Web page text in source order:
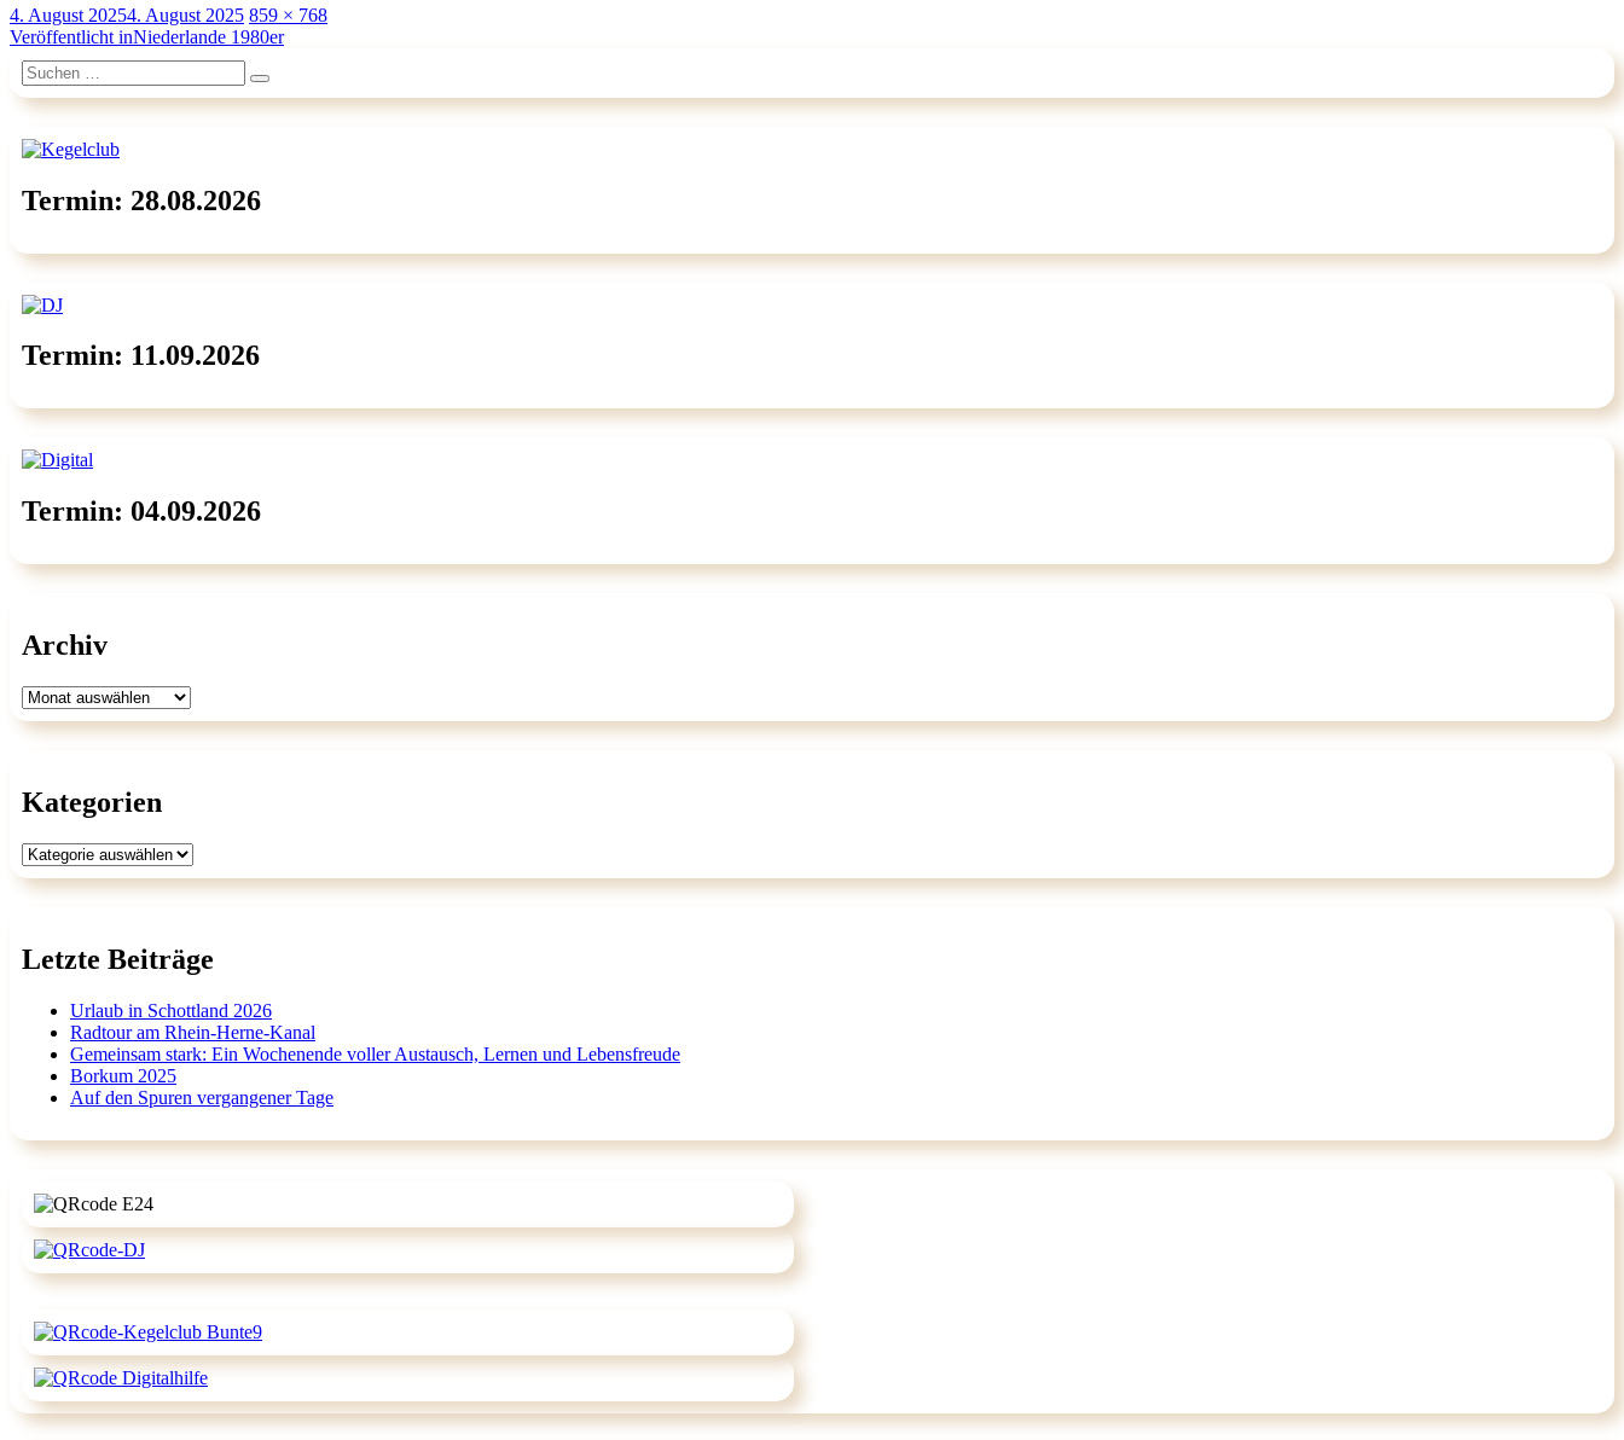
Veröffentlicht
am
4. August 20254. August 2025 Originalgröße
859 × 768
Beitragsnavigation
Veröffentlicht inNiederlande 1980er
Suchen
nach:
Suchen
Termin: 28.08.2026
Termin: 11.09.2026
Termin: 04.09.2026
Archiv
Archiv
Kategorien
Kategorien
Letzte Beiträge
Urlaub in Schottland 2026
Radtour am Rhein-Herne-Kanal
Gemeinsam stark: Ein Wochenende voller Austausch, Lernen und Lebensfreude
Borkum 2025
Auf den Spuren vergangener Tage